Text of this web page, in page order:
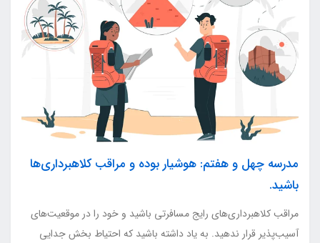
مدرسه چهل و هفتم: هوشیار بوده و مراقب کلاهبرداری‌ها
باشید.
مراقب کلاهبرداری‌های رایج مسافرتی باشید و خود را در موقعیت‌های
آسیب‌پذیر قرار ندهید. به یاد داشته باشید که احتیاط بخش جدایی